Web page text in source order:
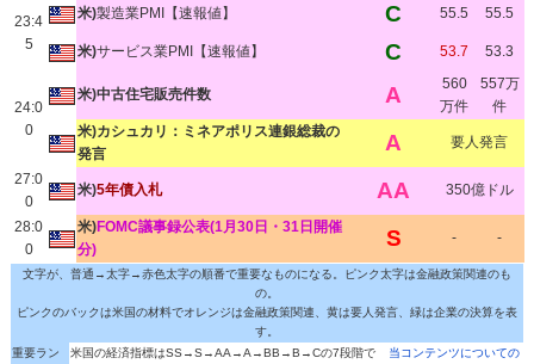
23:4
5
米)製造業PMI【速報値】 C 55.5 55.5
米)サービス業PMI【速報値】 C 53.7 53.3
24:0
0
米)中古住宅販売件数 A
560
万件
557万
件
米)カシュカリ：ミネアポリス連銀総裁の
発言
A 要人発言
27:0
0
米)5年債入札 AA 350億ドル
28:0
0
米)FOMC議事録公表(1月30日・31日開催
分)
S - -
文字が、普通→太字→赤色太字の順番で重要なものになる。ピンク太字は金融政策関連のも
の。
ピンクのバックは米国の材料でオレンジは金融政策関連、黄は要人発言、緑は企業の決算を表
す。
重要ラン
米国の経済指標はSS→S→AA→A→BB→B→Cの7段階で
当コンテンツについての